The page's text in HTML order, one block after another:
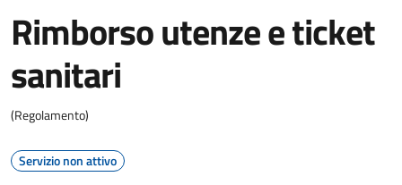
Rimborso utenze e ticket
sanitari
(Regolamento)
Servizio non attivo